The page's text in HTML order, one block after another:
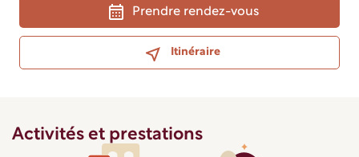
Prendre rendez-vous
Itinéraire
Activités et prestations